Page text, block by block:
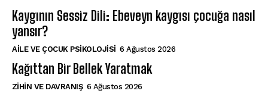
Kaygının Sessiz Dili: Ebeveyn kaygısı çocuğa nasıl
yansır?
AILE VE ÇOCUK PSIKOLOJISI 6 Ağustos 2026
Kağıttan Bir Bellek Yaratmak
⁠ZIHIN VE DAVRANIŞ 6 Ağustos 2026